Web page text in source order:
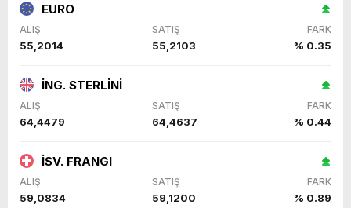
EURO
ALIŞ SATIŞ FARK
55,2014 55,2103 % 0.35
İNG. STERLİNİ
ALIŞ SATIŞ FARK
64,4479 64,4637 % 0.44
İSV. FRANGI
ALIŞ SATIŞ FARK
59,0834 59,1200 % 0.89